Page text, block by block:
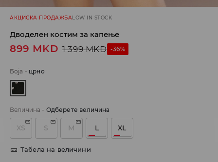
АКЦИСКА ПРОДАЖБАLOW IN STOCK
Дводелен костим за капење
899 MKD 1 399 MKD -36%
Боја - црно
Величина - Одберете величина
XS S M L XL
Табела на величини